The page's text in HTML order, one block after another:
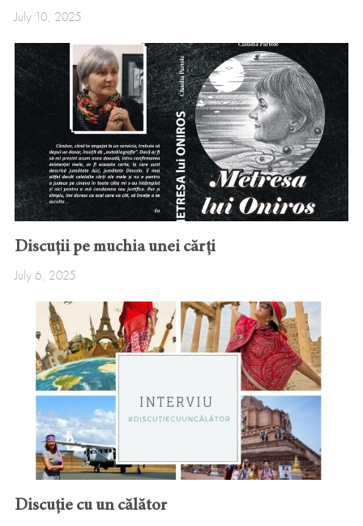
July 10, 2025
Discuții pe muchia unei cărți
July 6, 2025
Discuție cu un călător